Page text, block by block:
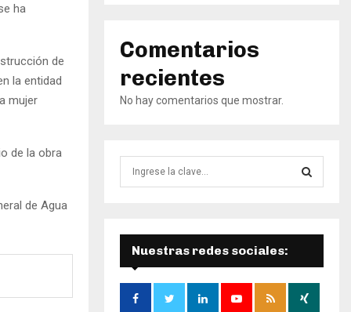
ha
de
la entidad
mujer
de la obra
de Agua
Comentarios
recientes
No hay comentarios que mostrar.
Ú
S
Q
Nuestras redes sociales: